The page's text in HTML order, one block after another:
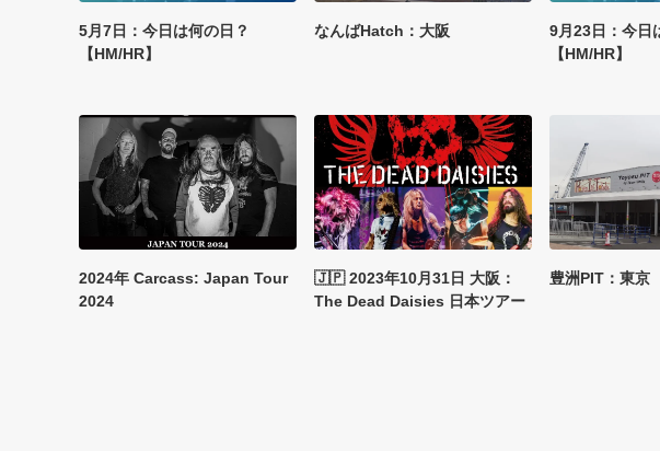
5月7日：今日は何の日？
【HM/HR】
なんばHatch：大阪
9月23日：今日
【HM/HR】
2024年 Carcass: Japan Tour
2024
🇯🇵 2023年10月31日 大阪：
The Dead Daisies 日本ツアー
豊洲PIT：東京